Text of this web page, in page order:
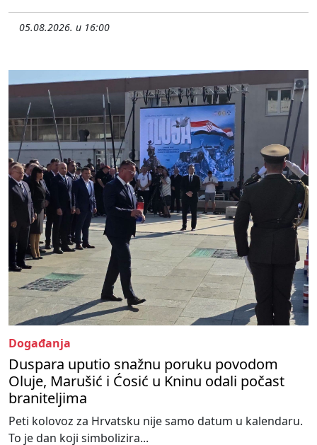
05.08.2026. u 16:00
Događanja
Duspara uputio snažnu poruku povodom
Oluje, Marušić i Ćosić u Kninu odali počast
braniteljima
Peti kolovoz za Hrvatsku nije samo datum u kalendaru.
To je dan koji simbolizira...